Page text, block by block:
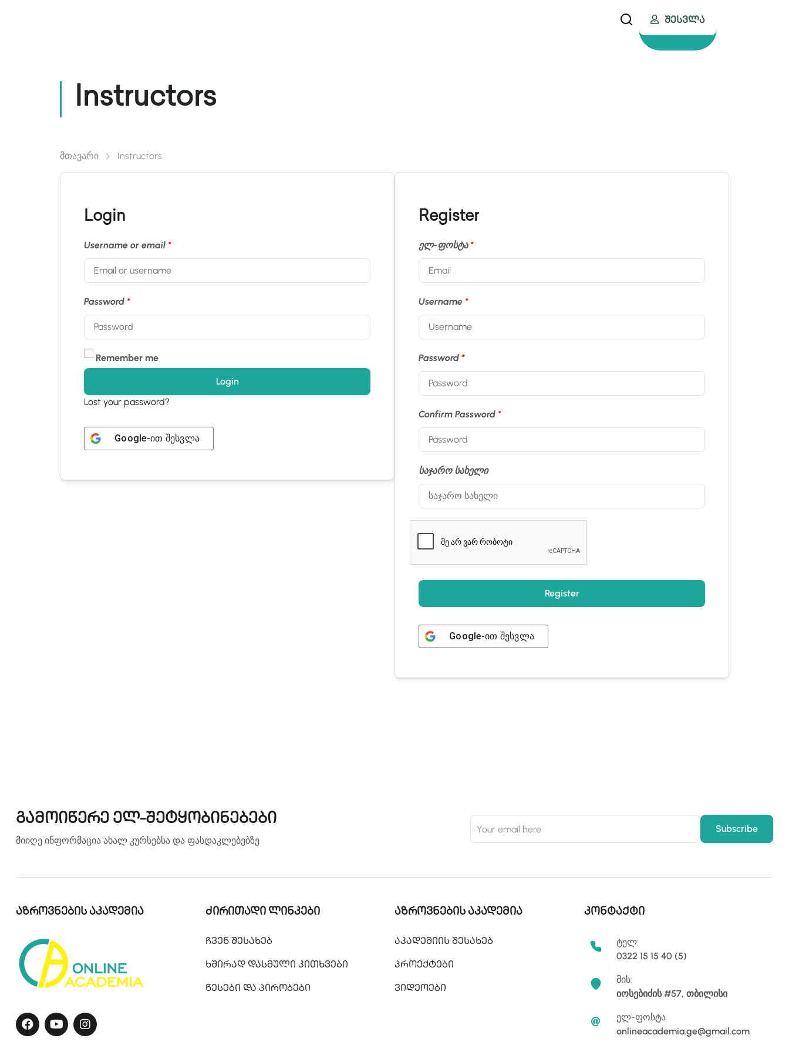
Შესვლა
Instructors
მთავარი Instructors
Login
Username or email *
Password *
Remember me
Login
Lost your password?
Google-ით შესვლა
Register
ელ-ფოსტა *
Username *
Password *
Confirm Password *
საჯარო სახელი
Register
Google-ით შესვლა
გამოიწერე ელ-შეტყობინებები
მიიღე ინფორმაცია ახალ კურსებსა და ფასდაკლებებზე
აზროვნების აკადემია ძირითადი ლინკები
ჩვენ შესახებ
ხშირად დასმული კითხვები
წესები და პირობები
აზროვნების აკადემია
აკადემიის შესახებ
პროექტები
ვიდეოები
კონტაქტი
ტელ:
0322 15 15 40 (5)
მის:
იოსებიძის #57, თბილისი
ელ-ფოსტა
onlineacademia.ge@gmail.com